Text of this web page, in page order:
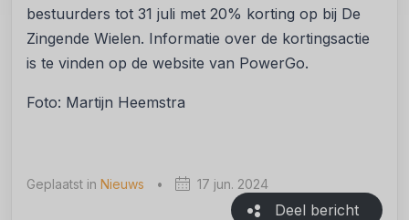
bestuurders tot 31 juli met 20% korting op bij De
Zingende Wielen. Informatie over de kortingsactie
is te vinden op de website van PowerGo.
Foto: Martijn Heemstra
Geplaatst in Nieuws • 17 jun. 2024
Deel bericht